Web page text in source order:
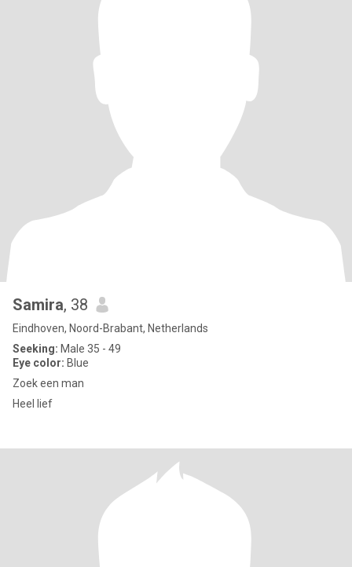
Samira, 38
Eindhoven, Noord-Brabant, Netherlands
Seeking: Male 35 - 49
Eye color: Blue
Zoek een man
Heel lief